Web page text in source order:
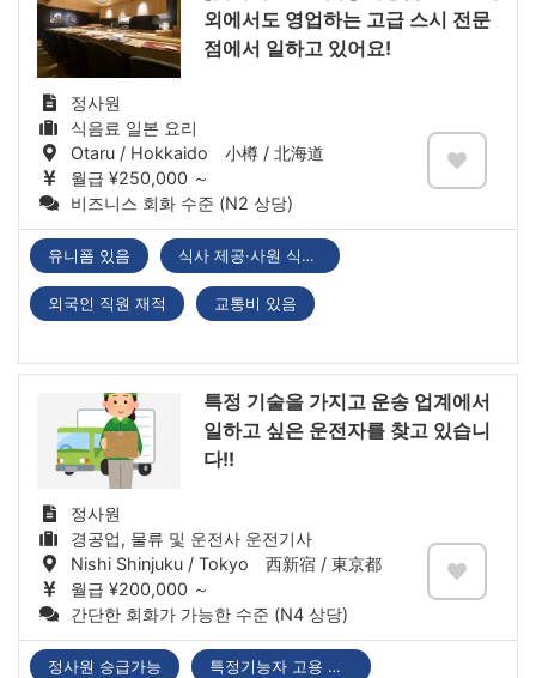
외에서도 영업하는 고급 스시 전문
점에서 일하고 있어요!
정사원
식음료 일본 요리
Otaru / Hokkaido 小樽 / 北海道
월급 ¥250,000 ～
비즈니스 회화 수준 (N2 상당)
유니폼 있음 식사 제공·사원 식당 있음
외국인 직원 재적 교통비 있음
특정 기술을 가지고 운송 업계에서
일하고 싶은 운전자를 찾고 있습니
다!!
정사원
경공업, 물류 및 운전사 운전기사
Nishi Shinjuku / Tokyo 西新宿 / 東京都
월급 ¥200,000 ～
간단한 회화가 가능한 수준 (N4 상당)
정사원 승급가능 특정기능자 고용 기업